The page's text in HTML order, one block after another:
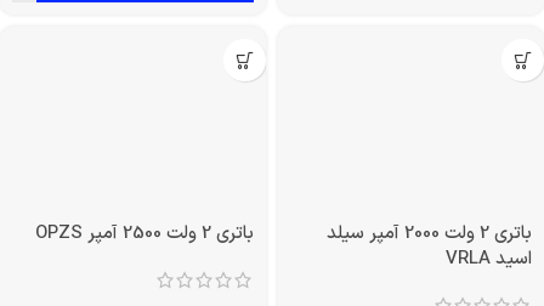
باتری 2 ولت 2000 آمپر سیلد
اسید VRLA
باتری 2 ولت 2500 آمپر OPZS